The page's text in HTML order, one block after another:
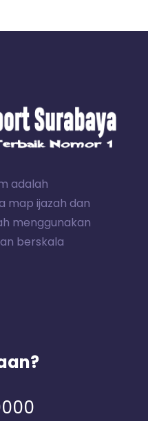
adalah
map ijazah dan
menggunakan
berskala